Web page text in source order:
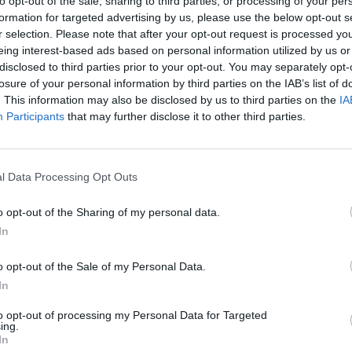
for targeted advertising by us, please use the below opt-out
selection. Please note that after your opt-out request is processed
interest-based ads based on personal information utilized by us
to third parties prior to your opt-out. You may separately
of your personal information by third parties on the IAB’s list of
This information may also be disclosed by us to third parties on the
Participants that may further disclose it to other third parties.
Data Processing Opt Outs
opt-out of the Sharing of my personal data.
opt-out of the Sale of my Personal Data.
opt-out of processing my Personal Data for Targeted
μπορούν να επικοινωνούν με τον
Πως ένα τελεσίγραφο